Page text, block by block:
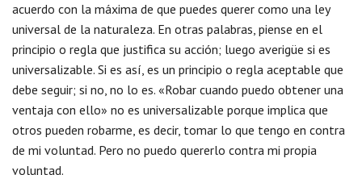
acuerdo con la máxima de que puedes querer como una ley
universal de la naturaleza. En otras palabras, piense en el
principio o regla que justifica su acción; luego averigüe si es
universalizable. Si es así, es un principio o regla aceptable que
debe seguir; si no, no lo es. «Robar cuando puedo obtener una
ventaja con ello» no es universalizable porque implica que
otros pueden robarme, es decir, tomar lo que tengo en contra
de mi voluntad. Pero no puedo quererlo contra mi propia
voluntad.